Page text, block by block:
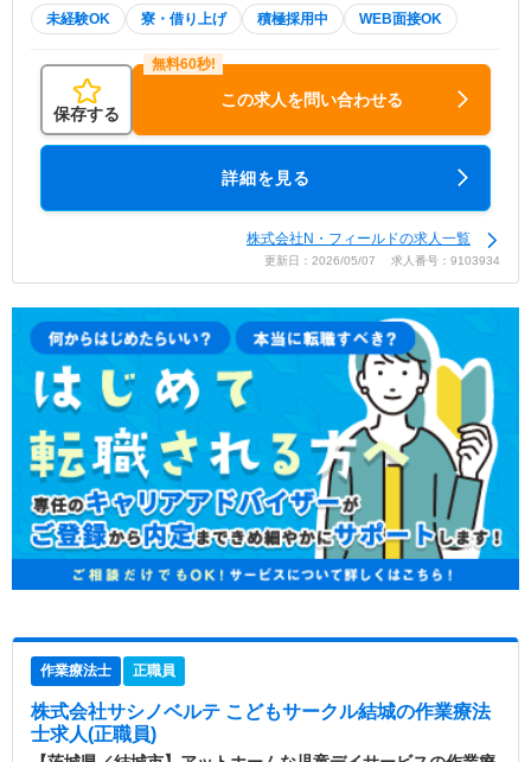
未経験OK 寮・借り上げ 積極採用中 WEB面接OK
保存する
この求人を問い合わせる
詳細を見る
株式会社N・フィールドの求人一覧
更新日：2026/05/07 求人番号：9103934
作業療法士 正職員
株式会社サシノベルテ こどもサークル結城の作業療法
士求人(正職員)